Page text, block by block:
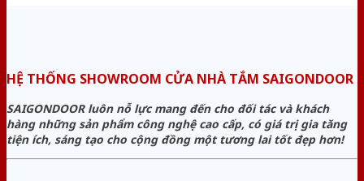
HỆ THỐNG SHOWROOM CỬA NHÀ TẮM SAIGONDOOR
SAIGONDOOR luôn nỗ lực mang đến cho đối tác và khách
hàng những sản phẩm công nghệ cao cấp, có giá trị gia tăng
tiện ích, sáng tạo cho cộng đồng một tương lai tốt đẹp hơn!